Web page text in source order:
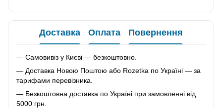
Доставка Оплата Повернення
— Самовивіз у Києві — безкоштовно.
— Доставка Новою Поштою або Rozetka по Україні — за
тарифами перевізника.
— Безкоштовна доставка по Україні при замовленні від
5000 грн.